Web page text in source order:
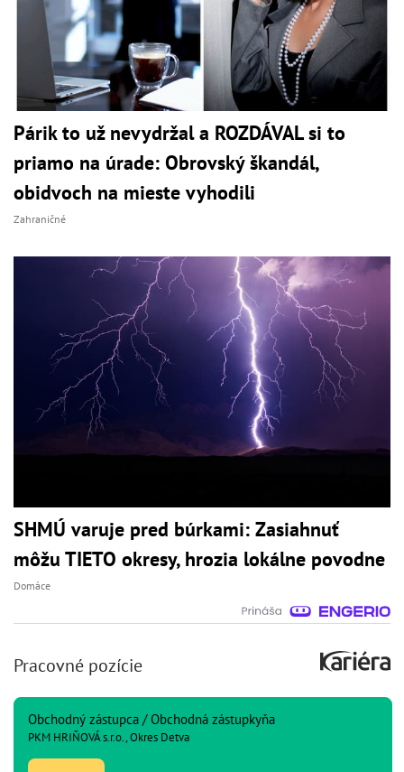
Párik to už nevydržal a ROZDÁVAL si to
priamo na úrade: Obrovský škandál,
obidvoch na mieste vyhodili
Zahraničné
SHMÚ varuje pred búrkami: Zasiahnuť
môžu TIETO okresy, hrozia lokálne povodne
Domáce
Pracovné pozície
Obchodný zástupca / Obchodná zástupkyňa
PKM HRIŇOVÁ s.r.o., Okres Detva